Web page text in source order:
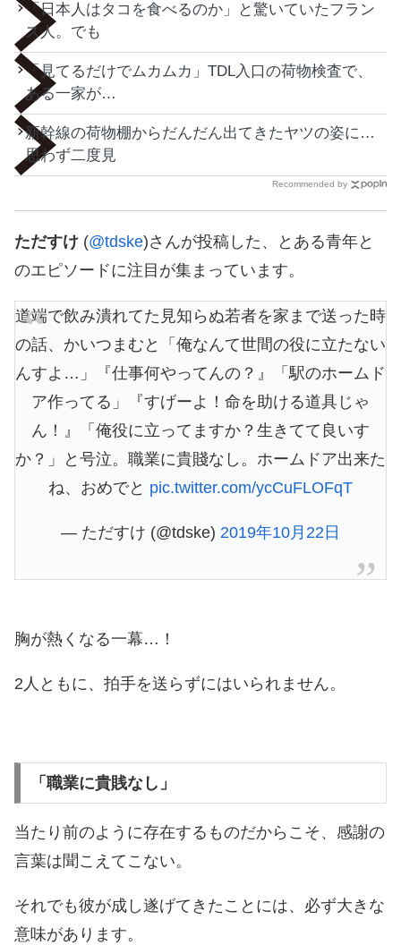
「日本人はタコを食べるのか」と驚いていたフラン
ス人。でも
「見てるだけでムカムカ」TDL入口の荷物検査で、
ある一家が…
新幹線の荷物棚からだんだん出てきたヤツの姿に…
思わず二度見
Recommended by
ただすけ (@tdske)さんが投稿した、とある青年と
のエピソードに注目が集まっています。
道端で飲み潰れてた見知らぬ若者を家まで送った時
の話、かいつまむと「俺なんて世間の役に立たない
んすよ…」『仕事何やってんの？』「駅のホームド
ア作ってる」『すげーよ！命を助ける道具じゃ
ん！』「俺役に立ってますか？生きてて良いす
か？」と号泣。職業に貴賤なし。ホームドア出来た
ね、おめでと pic.twitter.com/ycCuFLOFqT
— ただすけ (@tdske) 2019年10月22日
胸が熱くなる一幕…！
2人ともに、拍手を送らずにはいられません。
「職業に貴賎なし」
当たり前のように存在するものだからこそ、感謝の
言葉は聞こえてこない。
それでも彼が成し遂げてきたことには、必ず大きな
意味があります。